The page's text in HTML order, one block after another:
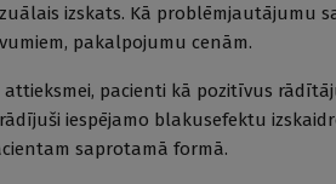
izskats. Kā problēmjautājumu
pakalpojumu cenām.
pacienti kā pozitīvus
iespējamo blakusefektu
saprotamā formā.